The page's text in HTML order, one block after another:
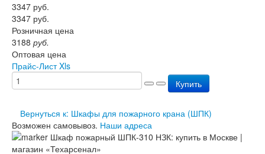
Доставка
Оплата
Гарантии
О нас
Статьи
Публичная оферта
Вопрос-Ответ
3347 руб.
3347 руб.
Розничная цена
3188 руб.
Оптовая цена
Прайс-Лист Xls
Купить
Вернуться к: Шкафы для пожарного крана (ШПК)
Возможен самовывоз. Наши адреса